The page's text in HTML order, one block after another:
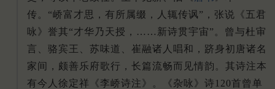
传。“峤富才思，有所属缀，人辄传讽”，张说《五君
咏》誉其“才华乃天授，……新诗贯宇宙”。曾与杜审
言、骆宾王、苏味道、崔融诸人唱和，跻身初唐诸名
家间，颇善乐府歌行，长篇流畅而见情韵。其诗注本
有今人徐定祥《李峤诗注》。《杂咏》诗120首曾单